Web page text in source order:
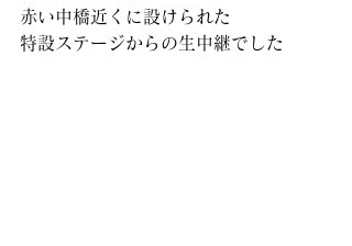
赤い中橋近くに設けられた
特設ステージからの生中継でした